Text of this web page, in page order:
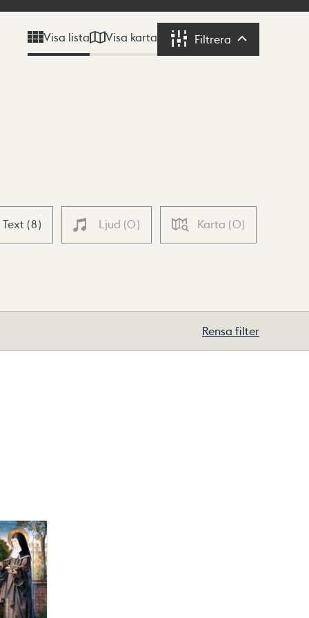
Visa lista Visa karta Filtrera Filtrera
Text (8) Ljud (0) Karta (0)
Rensa filter